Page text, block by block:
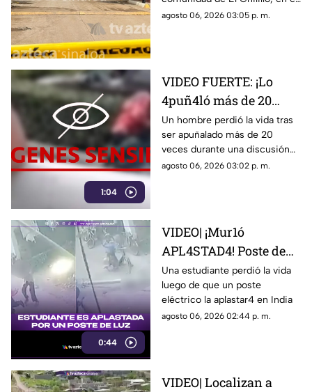
municipio de Mazatlán, Sinaloa
agosto 06, 2026 03:05 p. m.
1:04
VIDEO FUERTE: ¡Lo
4puñ4ló más de 20
veces! Hombre es
as3s1n4d0 afuera de un
centro comercial
Un hombre perdió la vida tras
ser apuñalado más de 20
veces durante una discusión
en un centro comercial.
agosto 06, 2026 03:02 p. m.
0:44
VIDEO| ¡Mur1ó
APL4STAD4! Poste de
luz cae sobre
estudiante en plena
calle: esto pasó
Una estudiante perdió la vida
luego de que un poste
eléctrico la aplastar4 en India
agosto 06, 2026 02:44 p. m.
VIDEO| Localizan a